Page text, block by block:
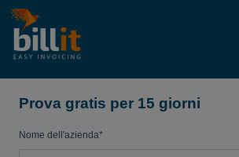
Prova gratis per 15 giorni
Nome dell'azienda*